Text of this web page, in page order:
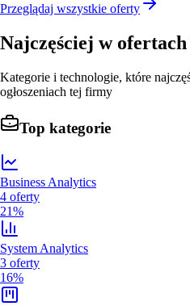
Przeglądaj wszystkie oferty
Najczęściej w ofertach
Kategorie i technologie, które
ogłoszeniach tej firmy
Top kategorie
Business Analytics
4 oferty
21%
System Analytics
3 oferty
16%